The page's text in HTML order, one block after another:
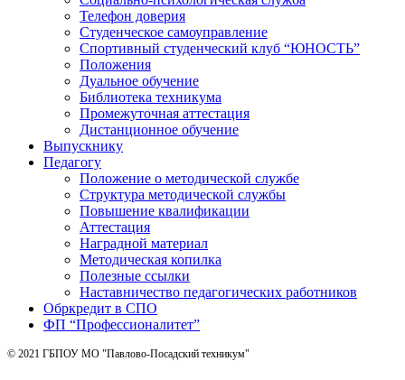
Телефон доверия
Студенческое самоуправление
Спортивный студенческий клуб “ЮНОСТЬ”
Положения
Дуальное обучение
Библиотека техникума
Промежуточная аттестация
Дистанционное обучение
Выпускнику
Педагогу
Положение о методической службе
Структура методической службы
Повышение квалификации
Аттестация
Наградной материал
Методическая копилка
Полезные ссылки
Наставничество педагогических работников
Обркредит в СПО
ФП “Профессионалитет”
© 2021 ГБПОУ МО "Павлово-Посадский техникум"